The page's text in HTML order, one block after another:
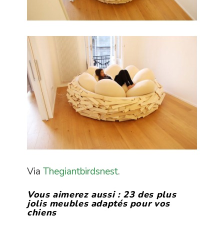
Via Thegiantbirdsnest.
Vous aimerez aussi : 23 des plus
jolis meubles adaptés pour vos
chiens